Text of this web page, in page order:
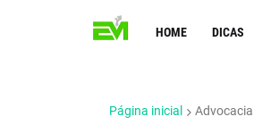
HOME DICAS
Página inicial